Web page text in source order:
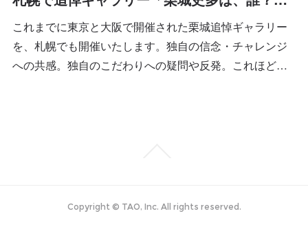
これまでに東京と大阪で開催された栗城追悼ギャラリー
を、札幌でも開催いたします。独自の信念・チャレンジ
への共感。独自のこだわりへの疑問や反発。これほど…
Copyright © TAO, Inc. All rights reserved.